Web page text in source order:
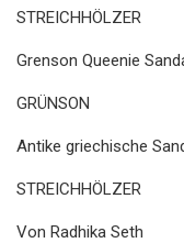
STREICHHÖLZER
Grenson Queenie
GRÜNSON
Antike griechische
STREICHHÖLZER
Von Radhika Seth